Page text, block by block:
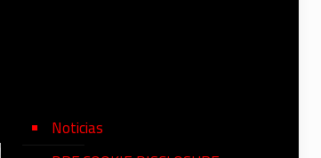
Noticias